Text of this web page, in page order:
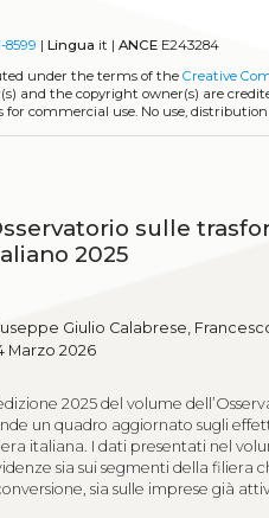
8599 |Lingua it |ANCE E243284
under the terms of theCreative
and the copyright owner(s) are
for commercial use. No use,
sulle
2025
Giulio Calabrese,
Marzo 2026
2025 del volume
un quadro aggiornato sugli
italiana. I dati presentati nel
sia sui segmenti della filiera
sia sulle imprese già